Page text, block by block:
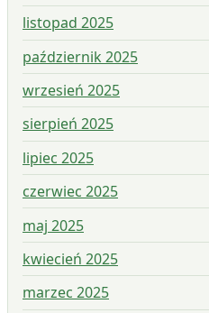
listopad 2025
październik 2025
wrzesień 2025
sierpień 2025
lipiec 2025
czerwiec 2025
maj 2025
kwiecień 2025
marzec 2025